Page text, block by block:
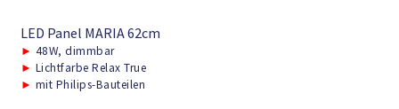
LED Panel MARIA 62cm
► 48W, dimmbar
► Lichtfarbe Relax True
► mit Philips-Bauteilen